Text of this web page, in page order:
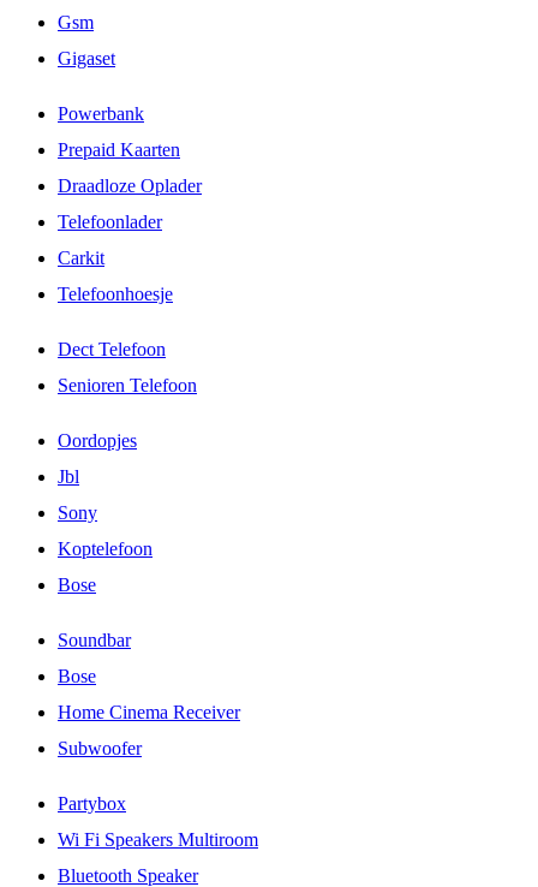
Gsm
Gigaset
Powerbank
Prepaid Kaarten
Draadloze Oplader
Telefoonlader
Carkit
Telefoonhoesje
Dect Telefoon
Senioren Telefoon
Oordopjes
Jbl
Sony
Koptelefoon
Bose
Soundbar
Bose
Home Cinema Receiver
Subwoofer
Partybox
Wi Fi Speakers Multiroom
Bluetooth Speaker